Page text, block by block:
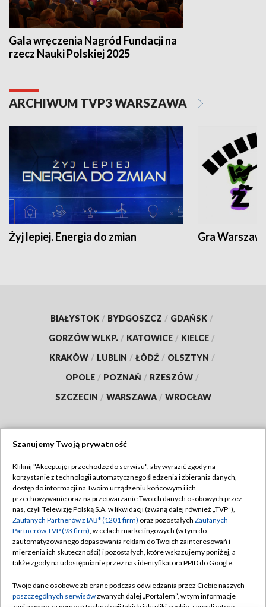
Gala wręczenia Nagród Fundacji na
rzecz Nauki Polskiej 2025
ARCHIWUM TVP3 WARSZAWA
Żyj lepiej. Energia do zmian Gra
BIAŁYSTOK / BYDGOSZCZ / GDAŃSK /
GORZÓW WLKP. / KATOWICE / KIELCE /
KRAKÓW / LUBLIN / ŁÓDŹ / OLSZTYN /
OPOLE / POZNAŃ / RZESZÓW /
SZCZECIN / WARSZAWA / WROCŁAW
TVP
Abonament TVP
Emisja w TVP
Centrum informacji TVP
Naziemna Telewizja Cyfrowa
Rada Programowa
Regulamin TVP
Polityka prywatności
Moje zgody
Pomoc
Kontakt
Szanujemy Twoją prywatność
Kliknij "Akceptuję i przechodzę do serwisu", aby wyrazić zgody na
korzystanie z technologii automatycznego śledzenia i zbierania danych,
dostęp do informacji na Twoim urządzeniu końcowym i ich
przechowywanie oraz na przetwarzanie Twoich danych osobowych przez
nas, czyli Telewizję Polską S.A. w likwidacji (zwaną dalej również „TVP”),
Zaufanych Partnerów z IAB* (1201 firm) oraz pozostałych Zaufanych
Partnerów TVP (93 firm), w celach marketingowych (w tym do
zautomatyzowanego dopasowania reklam do Twoich zainteresowań i
mierzenia ich skuteczności) i pozostałych, które wskazujemy poniżej, a
także zgody na udostępnianie przez nas identyfikatora PPID do Google.
Twoje dane osobowe zbierane podczas odwiedzania przez Ciebie naszych
poszczególnych serwisówzwanych dalej „Portalem”, w tym informacje